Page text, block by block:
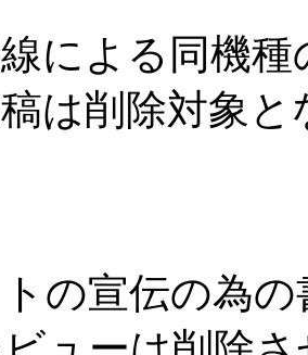
による同機種
は削除対象と
の宣伝の為の